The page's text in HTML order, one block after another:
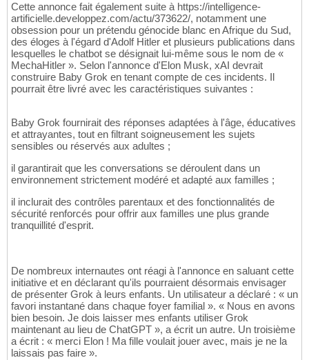
Cette annonce fait également suite à https://intelligence-
artificielle.developpez.com/actu/373622/, notamment une
obsession pour un prétendu génocide blanc en Afrique du Sud,
des éloges à l'égard d'Adolf Hitler et plusieurs publications dans
lesquelles le chatbot se désignait lui-même sous le nom de «
MechaHitler ». Selon l'annonce d'Elon Musk, xAI devrait
construire Baby Grok en tenant compte de ces incidents. Il
pourrait être livré avec les caractéristiques suivantes :
Baby Grok fournirait des réponses adaptées à l'âge, éducatives
et attrayantes, tout en filtrant soigneusement les sujets
sensibles ou réservés aux adultes ;
il garantirait que les conversations se déroulent dans un
environnement strictement modéré et adapté aux familles ;
il inclurait des contrôles parentaux et des fonctionnalités de
sécurité renforcés pour offrir aux familles une plus grande
tranquillité d'esprit.
De nombreux internautes ont réagi à l'annonce en saluant cette
initiative et en déclarant qu'ils pourraient désormais envisager
de présenter Grok à leurs enfants. Un utilisateur a déclaré : « un
favori instantané dans chaque foyer familial ». « Nous en avons
bien besoin. Je dois laisser mes enfants utiliser Grok
maintenant au lieu de ChatGPT », a écrit un autre. Un troisième
a écrit : « merci Elon ! Ma fille voulait jouer avec, mais je ne la
laissais pas faire ».